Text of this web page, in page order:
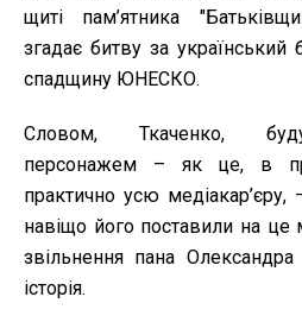
щиті пам’ятника
згадає битву за український
спадщину ЮНЕСКО.
Словом, Ткаченко,
персонажем – як це, в
практично усю
навіщо його поставили на це
звільнення пана
історія.